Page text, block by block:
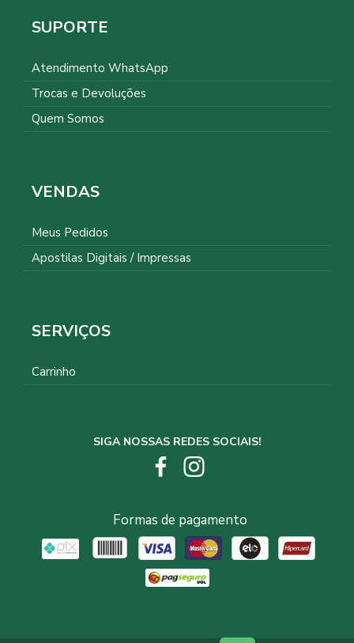
SUPORTE
Atendimento WhatsApp
Trocas e Devoluções
Quem Somos
VENDAS
Meus Pedidos
Apostilas Digitais / Impressas
SERVIÇOS
Carrinho
SIGA NOSSAS REDES SOCIAIS!
Formas de pagamento